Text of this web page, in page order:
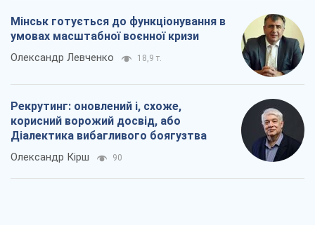
Мінськ готується до функціонування в
умовах масштабної воєнної кризи
Олександр Левченко 18,9 т.
Рекрутинг: оновлений і, схоже,
корисний ворожий досвід, або
Діалектика вибагливого боягузтва
Олександр Кірш 90